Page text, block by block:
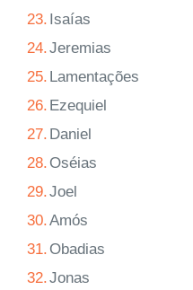
23. Isaías
24.Jeremias
25. Lamentações
26. Ezequiel
27. Daniel
28. Oséias
29.Joel
30.Amós
31. Obadias
32.Jonas